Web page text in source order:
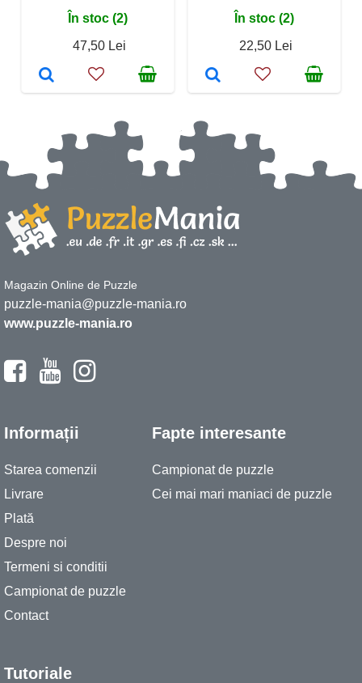
În stoc (2)
47,50 Lei
În stoc (2)
22,50 Lei
Magazin Online de Puzzle
puzzle-mania@puzzle-mania.ro
www.puzzle-mania.ro
Informații
Starea comenzii
Livrare
Plată
Despre noi
Termeni si conditii
Campionat de puzzle
Contact
Fapte interesante
Campionat de puzzle
Cei mai mari maniaci de puzzle
Tutoriale